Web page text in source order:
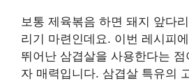
보통 제육볶음 하면 돼지 앞다
리기 마련인데요. 이번 레시피
뛰어난 삼겹살을 사용한다는
자 매력입니다. 삼겹살 특유의